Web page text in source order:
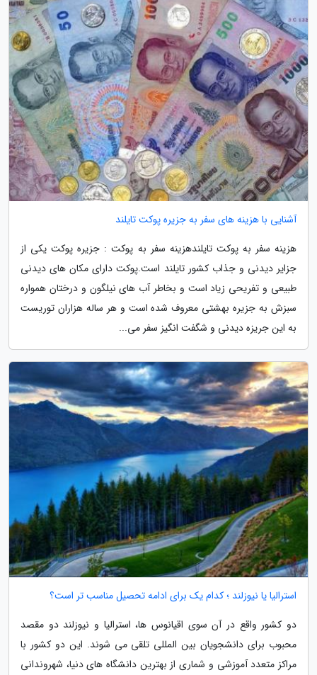
آشنایی با هزینه های سفر به جزیره پوکت تایلند
هزینه سفر به پوکت تایلندهزینه سفر به پوکت : جزیره پوکت یکی از
جزایر دیدنی و جذاب کشور تایلند است.پوکت دارای مکان های دیدنی
طبیعی و تفریحی زیاد است و بخاطر آب های نیلگون و درختان همواره
سبزش به جزیره بهشتی معروف شده است و هر ساله هزاران توریست
به این جریزه دیدنی و شگفت انگیز سفر می...
استرالیا یا نیوزلند ؛ کدام یک برای ادامه تحصیل مناسب تر است؟
دو کشور واقع در آن سوی اقیانوس ها، استرالیا و نیوزلند دو مقصد
محبوب برای دانشجویان بین المللی تلقی می شوند. این دو کشور با
مراکز متعدد آموزشی و شماری از بهترین دانشگاه های دنیا، شهروندانی